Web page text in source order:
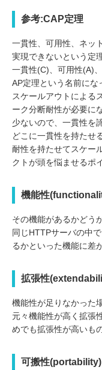
参考:CAP定理
一貫性、可用性、ネッ
実現できないという定
一貫性(C)、可用性(A)
AP定理という名前にな
スケールアウトによる
ーク分断耐性が必要に
少ないので、一貫性を
どこに一貫性を持たせ
耐性を持たせてスケー
クトが頭を悩ませるポ
機能性
その機能があるかどう
同じHTTPサーバの中
るかといった機能に差
拡張性
機能性が足りなかった
元々機能性が高く拡張
めでも拡張性が高いも
可搬性(portability)